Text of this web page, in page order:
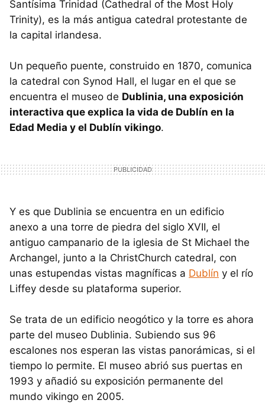
Santísima Trinidad (Cathedral of the Most Holy
Trinity), es la más antigua catedral protestante de
la capital irlandesa.
Un pequeño puente, construido en 1870, comunica
la catedral con Synod Hall, el lugar en el que se
encuentra el museo de Dublinia, una exposición
interactiva que explica la vida de Dublín en la
Edad Media y el Dublín vikingo.
Y es que Dublinia se encuentra en un edificio
anexo a una torre de piedra del siglo XVII, el
antiguo campanario de la iglesia de St Michael the
Archangel, junto a la ChristChurch catedral, con
unas estupendas vistas magníficas a Dublín y el río
Liffey desde su plataforma superior.
Se trata de un edificio neogótico y la torre es ahora
parte del museo Dublinia. Subiendo sus 96
escalones nos esperan las vistas panorámicas, si el
tiempo lo permite. El museo abrió sus puertas en
1993 y añadió su exposición permanente del
mundo vikingo en 2005.